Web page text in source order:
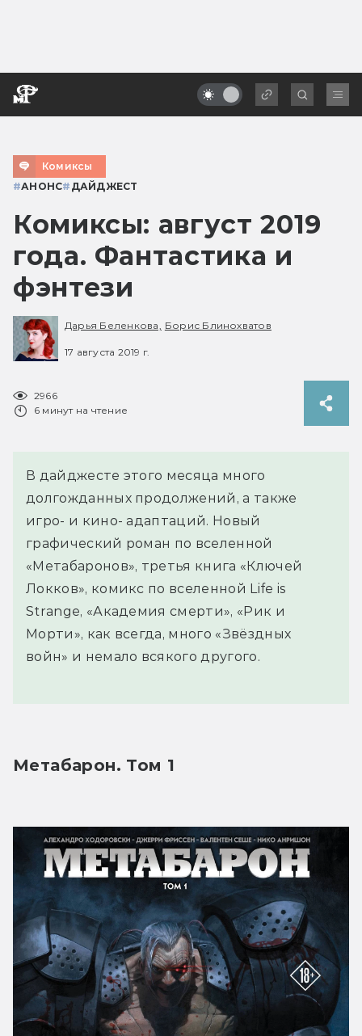
Комиксы
#АНОНС# ДАЙДЖЕСТ
Комиксы: август 2019
года. Фантастика и
фэнтези
Дарья Беленкова, Борис Блинохватов
17 августа 2019 г.
2966
6 минут на чтение
В дайджесте этого месяца много
долгожданных продолжений, а также
игро- и кино- адаптаций. Новый
графический роман по вселенной
«Метабаронов», третья книга «Ключей
Локков», комикс по вселенной Life is
Strange, «Академия смерти», «Рик и
Морти», как всегда, много «Звёздных
войн» и немало всякого другого.
Метабарон. Том 1